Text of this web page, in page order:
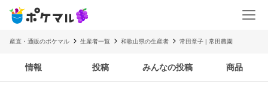
産直・通販のポケマル 生産者一覧 和歌山県の生産者 常田章子 | 常田農園
情報 投稿 みんなの投稿 商品